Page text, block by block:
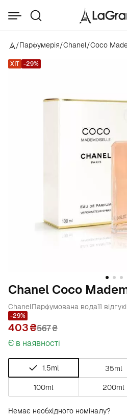
/Парфумерія/Chanel/Coco
ХІТ -29%
Chanel Coco
ChanelПарфумована вода11
-29%
403 567₴
Є в наявності
1.5ml 35ml
100ml 200ml
Немає необхідного номіналу?